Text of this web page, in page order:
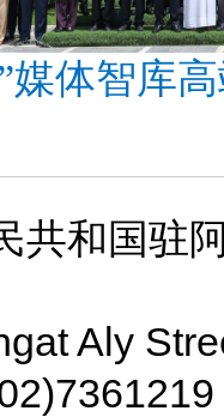
媒体智库
共和国驻
Aly